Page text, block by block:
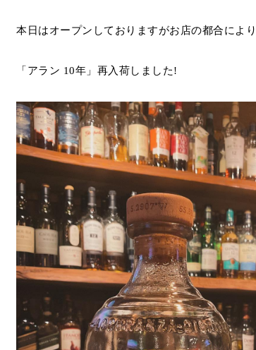
本日はオープンしておりますがお店の都合によ
「アラン 10年」再入荷しました!